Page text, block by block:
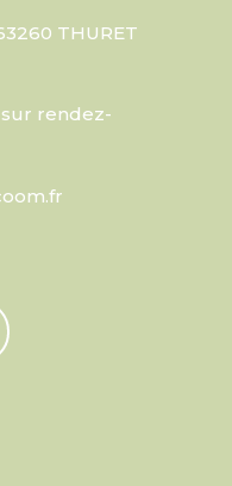
THURET
rendez-